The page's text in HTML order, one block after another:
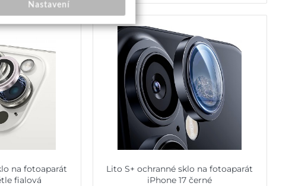
na fotoaparát
fialová
Lito S+ ochranné sklo na fotoaparát
iPhone 17 černé
Nastavení